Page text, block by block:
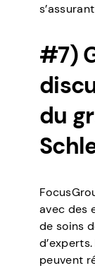
#7)
du
avec des
de soins
peuvent